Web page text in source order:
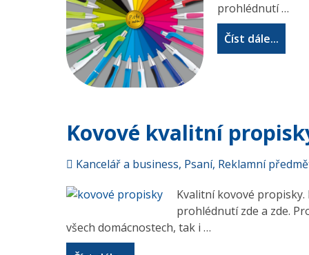
prohlédnutí …
Číst dále...
Kovové kvalitní
Kancelář a business, Psaní, Reklamní
Kvalitní kovové
prohlédnutí zde a zde.
všech domácnostech, tak i …